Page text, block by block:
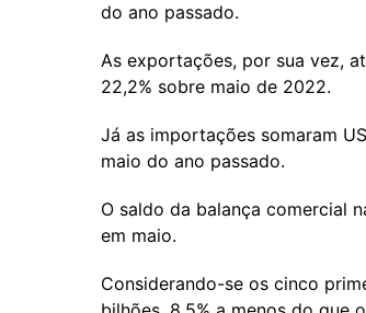
do ano passado.
As exportações, por sua vez,
22,2% sobre maio de 2022.
Já as importações somaram
maio do ano passado.
O saldo da balança comercial
em maio.
Considerando-se os cinco